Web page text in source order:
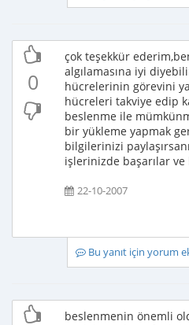
0
çok teşekkür
algılamasına iyi
hücrelerinin görevini
hücreleri takviye edip
beslenme ile
bir yükleme yapmak
bilgilerinizi
işlerinizde başarılar
22-10-2007
Bu yanıt için yorum
beslenmenin önemli